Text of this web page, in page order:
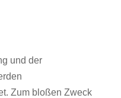
und der
Zum bloßen Zweck